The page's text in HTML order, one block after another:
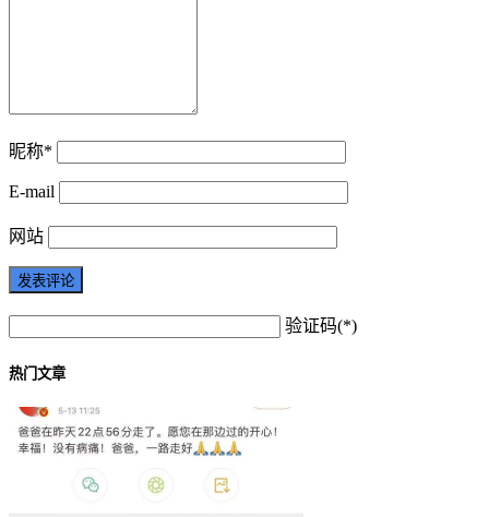
昵称*
E-mail
网站
验证码(*)
热门文章